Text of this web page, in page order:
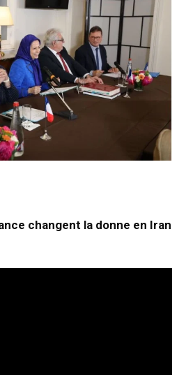
changent la donne en Iran